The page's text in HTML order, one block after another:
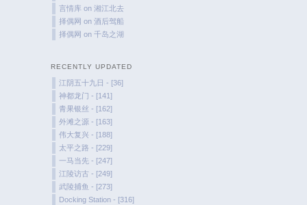
言情库 on湘江北去
择偶网 on酒后驾船
择偶网 on千岛之湖
RECENTLY UPDATED
江阴五十九日 - [36]
神都龙门 - [141]
青果银丝 - [162]
外滩之源 - [163]
伟大复兴 - [188]
太平之路 - [229]
一马当先 - [247]
江陵访古 - [249]
武陵捕鱼 - [273]
Docking Station - [316]